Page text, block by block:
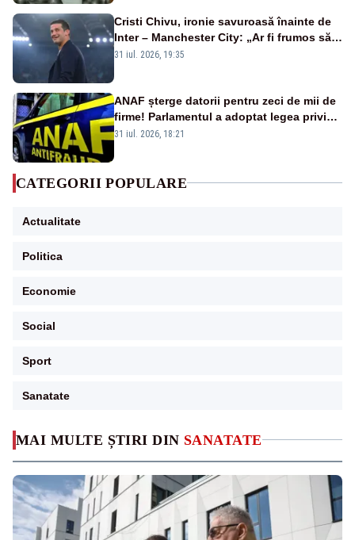
MAI MULTE ȘTIRI DIN SANATATE
Cristi Chivu, ironie savuroasă înainte de
Inter – Manchester City: „Ar fi frumos să
mai cumpărați și de la noi”
31 iul. 2026, 19:35
ANAF șterge datorii pentru zeci de mii de
firme! Parlamentul a adoptat legea privind
amnistia fiscală
31 iul. 2026, 18:21
CATEGORII POPULARE
Actualitate
Politica
Economie
Social
Sport
Sanatate